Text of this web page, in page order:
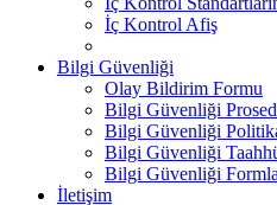
İç Kontrol Afiş
Bilgi Güvenliği
Olay Bildirim Formu
Bilgi Güvenliği
Bilgi Güvenliği
Bilgi Güvenliği
Bilgi Güvenliği
İletişim